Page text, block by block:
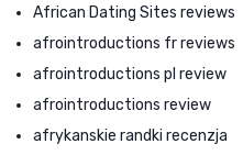
African Dating Sites reviews
afrointroductions fr reviews
afrointroductions pl review
afrointroductions review
afrykanskie randki recenzja